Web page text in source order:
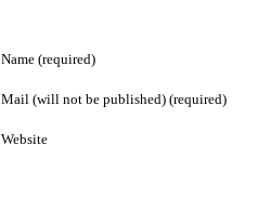
Name (required)
Mail (will not be published) (required)
Website